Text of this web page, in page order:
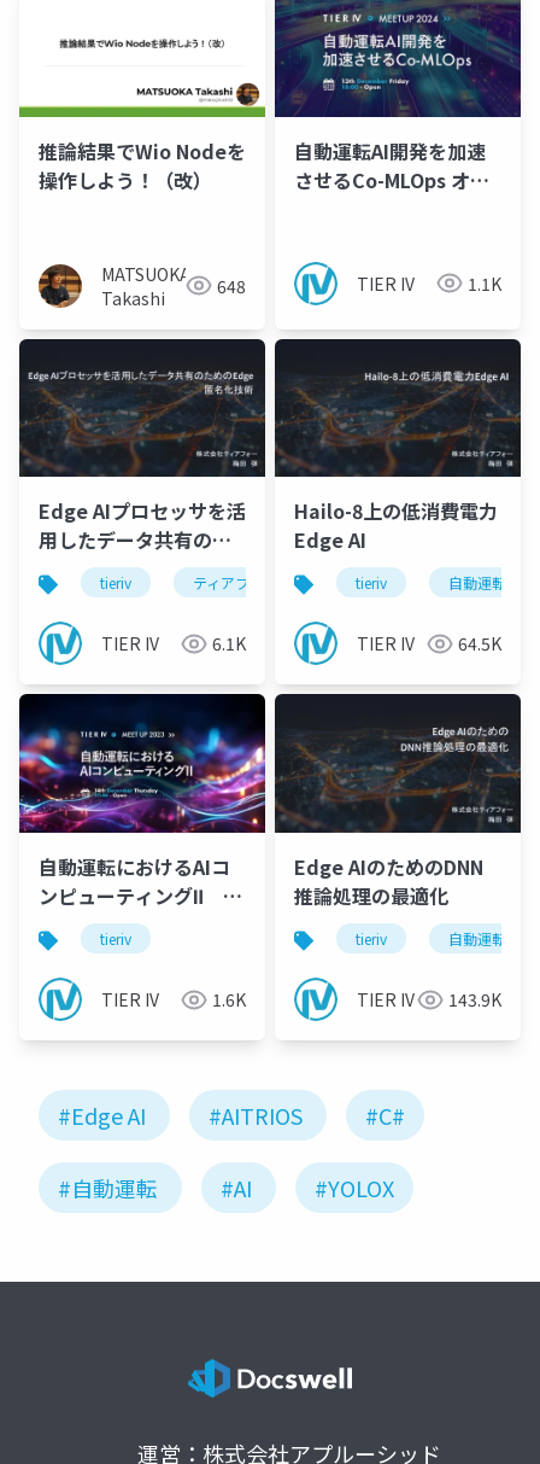
推論結果でWio Nodeを
操作しよう！（改）
MATSUOKA
Takashi
648
自動運転AI開発を加速
させるCo-MLOps オー
TIER IV 1.1K
Edge AIプロセッサを活
用したデータ共有のた
めのEdge匿名化技術
tieriv ティアフォー edge edgeai
TIER IV 6.1K
Hailo-8上の低消費電力
Edge AI
tieriv 自動運転
TIER IV 64.5K
自動運転におけるAIコ
ンピューティングⅡ オ
ープニング&クロージン
グ
tieriv
TIER IV 1.6K
Edge AIのためのDNN
推論処理の最適化
tieriv 自動運転
TIER IV 143.9K
#Edge AI #AITRIOS #C#
#自動運転 #AI #YOLOX
運営：株式会社アプルーシッド